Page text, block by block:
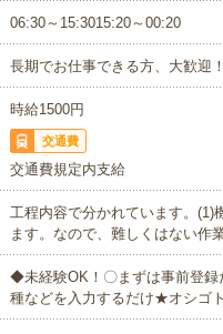
06:30～15:3015:20～00:20
長期でお仕事できる方、大歓迎！
時給1500円
交通費
交通費規定内支給
工程内容で分かれています。(1)
ます。なので、難しくはない作
◆未経験OK！〇まずは事前登
種などを入力するだけ★オシゴ